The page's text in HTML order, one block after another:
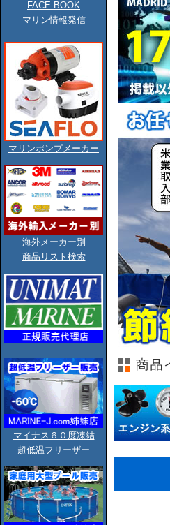
FACE BOOK
マリン情報発信
マリンポンプメーカー
海外メーカー別
商品リスト検索
マイナス６０度凍結
超低温フリーザー